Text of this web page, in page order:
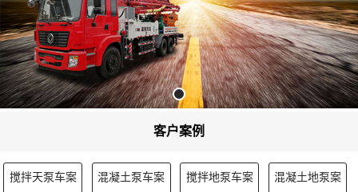
客户案例
搅拌天泵车案 混凝土泵车案 搅拌地泵车案 混凝土地泵案